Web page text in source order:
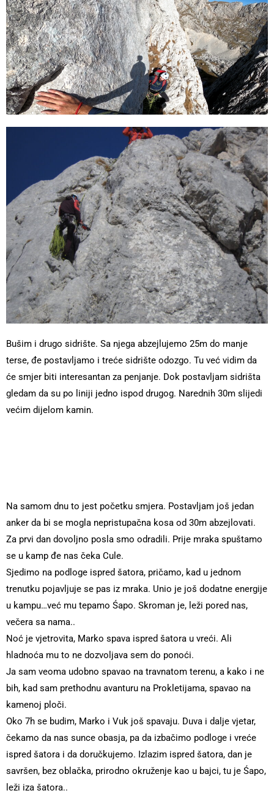
Bušim i drugo sidrište. Sa njega abzejlujemo 25m do manje
terse, đe postavljamo i treće sidrište odozgo. Tu već vidim da
će smjer biti interesantan za penjanje. Dok postavljam sidrišta
gledam da su po liniji jedno ispod drugog. Narednih 30m slijedi
većim dijelom kamin.
Na samom dnu to jest početku smjera. Postavljam još jedan
anker da bi se mogla nepristupačna kosa od 30m abzejlovati.
Za prvi dan dovoljno posla smo odradili. Prije mraka spuštamo
se u kamp đe nas čeka Cule.
Sjedimo na podloge ispred šatora, pričamo, kad u jednom
trenutku pojavljuje se pas iz mraka. Unio je još dodatne energije
u kampu…već mu tepamo Śapo. Skroman je, leži pored nas,
večera sa nama..
Noć je vjetrovita, Marko spava ispred šatora u vreći. Ali
hladnoća mu to ne dozvoljava sem do ponoći.
Ja sam veoma udobno spavao na travnatom terenu, a kako i ne
bih, kad sam prethodnu avanturu na Prokletijama, spavao na
kamenoj ploči.
Oko 7h se budim, Marko i Vuk još spavaju. Duva i dalje vjetar,
čekamo da nas sunce obasja, pa da izbačimo podloge i vreće
ispred šatora i da doručkujemo. Izlazim ispred šatora, dan je
savršen, bez oblačka, prirodno okruženje kao u bajci, tu je Śapo,
leži iza šatora..